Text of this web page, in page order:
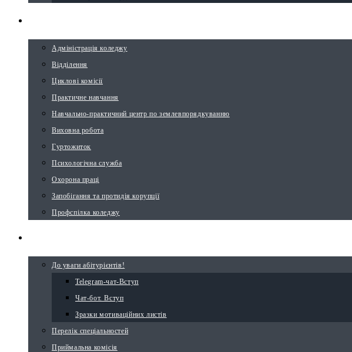
Адміністрація коледжу
Відділення
Циклові комісії
Практичне навчання
Навчально-практичний центр по землевпорядкуванню
Виховна робота
Гуртожиток
Психологічна служба
Охорона праці
Запобігання та протидія корупції
Профспілка коледжу
До уваги абітурієнтів!
Telegram-чат-Вступ
Чат-бот. Вступ
Зразки мотиваційних листів
Перелік спеціальностей
Приймальна комісія